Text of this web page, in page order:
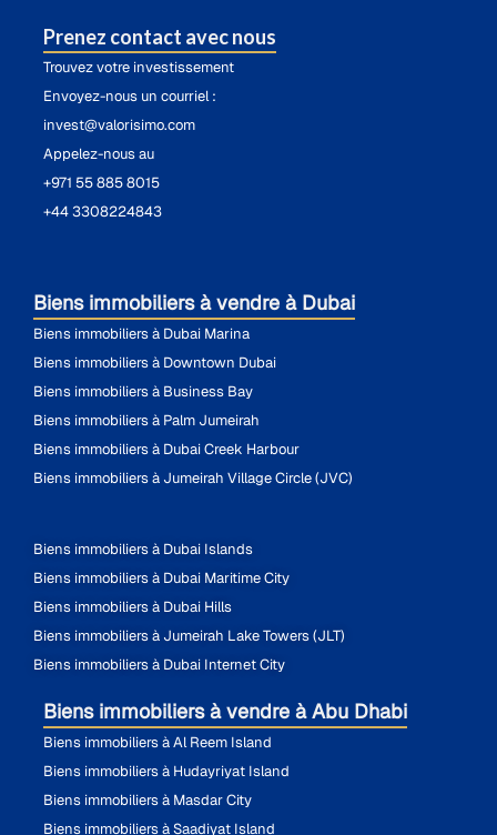
Prenez contact avec nous
Trouvez votre investissement
Envoyez-nous un courriel :
invest@valorisimo.com
Appelez-nous au
+971 55 885 8015
+44 3308224843
Biens immobiliers à vendre à Dubai
Biens immobiliers à Dubai Marina
Biens immobiliers à Downtown Dubai
Biens immobiliers à Business Bay
Biens immobiliers à Palm Jumeirah
Biens immobiliers à Dubai Creek Harbour
Biens immobiliers à Jumeirah Village Circle (JVC)
Biens immobiliers à Dubai Islands
Biens immobiliers à Dubai Maritime City
Biens immobiliers à Dubai Hills
Biens immobiliers à Jumeirah Lake Towers (JLT)
Biens immobiliers à Dubai Internet City
Biens immobiliers à vendre à Abu Dhabi
Biens immobiliers à Al Reem Island
Biens immobiliers à Hudayriyat Island
Biens immobiliers à Masdar City
Biens immobiliers à Saadiyat Island